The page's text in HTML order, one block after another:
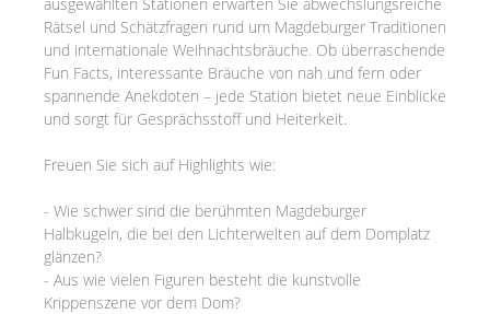
Rätsel und Schätzfragen rund um Magdeburger Traditionen
und internationale Weihnachtsbräuche. Ob überraschende
Fun Facts, interessante Bräuche von nah und fern oder
spannende Anekdoten – jede Station bietet neue Einblicke
und sorgt für Gesprächsstoff und Heiterkeit.
Freuen Sie sich auf Highlights wie:
- Wie schwer sind die berühmten Magdeburger
Halbkugeln, die bei den Lichterwelten auf dem Domplatz
glänzen?
- Aus wie vielen Figuren besteht die kunstvolle
Krippenszene vor dem Dom?